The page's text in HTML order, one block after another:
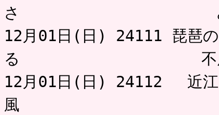
さ みの
12月01日(日) 24111 琵琶の
る 不用
12月01日(日) 24112 近江
風